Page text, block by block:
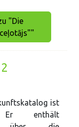
"Die
ist
Er enthält